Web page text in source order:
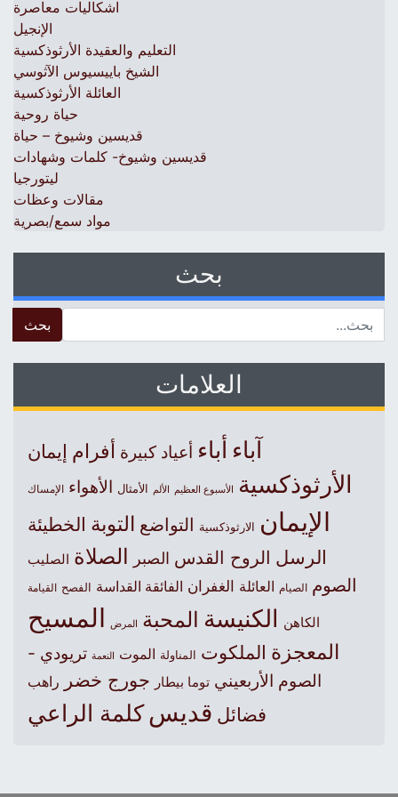
اشكاليات معاصرة
الإنجيل
التعليم والعقيدة الأرثوذكسية
الشيخ باييسيوس الآثوسي
العائلة الأرثوذكسية
حياة روحية
قديسين وشيوخ – حياة
قديسين وشيوخ- كلمات وشهادات
ليتورجيا
مقالات وعظات
مواد سمع/بصرية
بحث
العلامات
آباءأباء أعياد كبيرة أفرام إيمان
الأرثوذكسية الأسبوع العظيم الألم الأمثال الأهواء الإمساك
الإيمان الارثوذكسية التواضع التوبة الخطيئة
الرسل الروح القدس الصبر الصلاة الصليب
الصوم الصيام العائلة الغفران الفائقة القداسة الفصح القيامة
الكاهن الكنيسةالمحبة المرض المسيح
المعجزة الملكوت المناولة الموت النعمة تريودي -
الصوم الأربعيني توما بيطار جورج خضر راهب
فضائل قديس كلمة الراعي